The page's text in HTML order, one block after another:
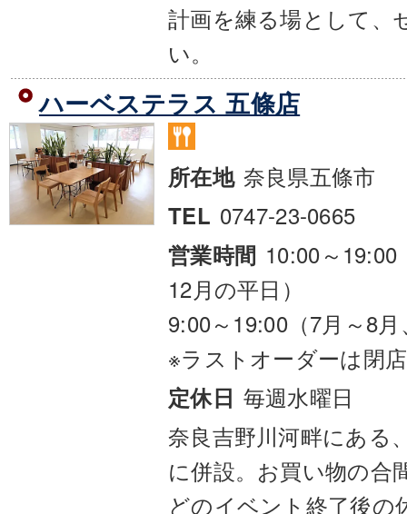
計画を練る場として、
い。
ハーベステラス 五條店
所在地 奈良県五條市
TEL 0747-23-0665
営業時間 10:00～
12月の平日）
9:00～19:00（7月～8
※ラストオーダーは閉
定休日 毎週水曜日
奈良吉野川河畔にある
に併設。お買い物の合
どのイベント終了後の